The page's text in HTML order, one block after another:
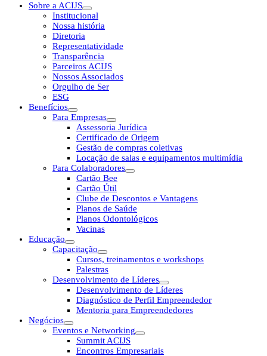
Sobre a ACIJS
Institucional
Nossa história
Diretoria
Representatividade
Transparência
Parceiros ACIJS
Nossos Associados
Orgulho de Ser
ESG
Benefícios
Para Empresas
Assessoria Jurídica
Certificado de Origem
Gestão de compras coletivas
Locação de salas e equipamentos multimídia
Para Colaboradores
Cartão Bee
Cartão Útil
Clube de Descontos e Vantagens
Planos de Saúde
Planos Odontológicos
Vacinas
Educação
Capacitação
Cursos, treinamentos e workshops
Palestras
Desenvolvimento de Líderes
Desenvolvimento de Líderes
Diagnóstico de Perfil Empreendedor
Mentoria para Empreendedores
Negócios
Eventos e Networking
Summit ACIJS
Encontros Empresariais